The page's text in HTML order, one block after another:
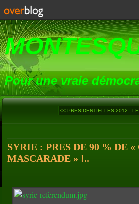
Pour une vraie
<< PRESIDENTIELLES 2012 :
SYRIE : PRES DE 90 % DE
MASCARADE » !..